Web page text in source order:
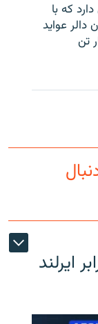
که با
سالانه حدود ۴۰۰ میلیون دالر عواید
آن برای ۱۲ هزار تن
ایرلند